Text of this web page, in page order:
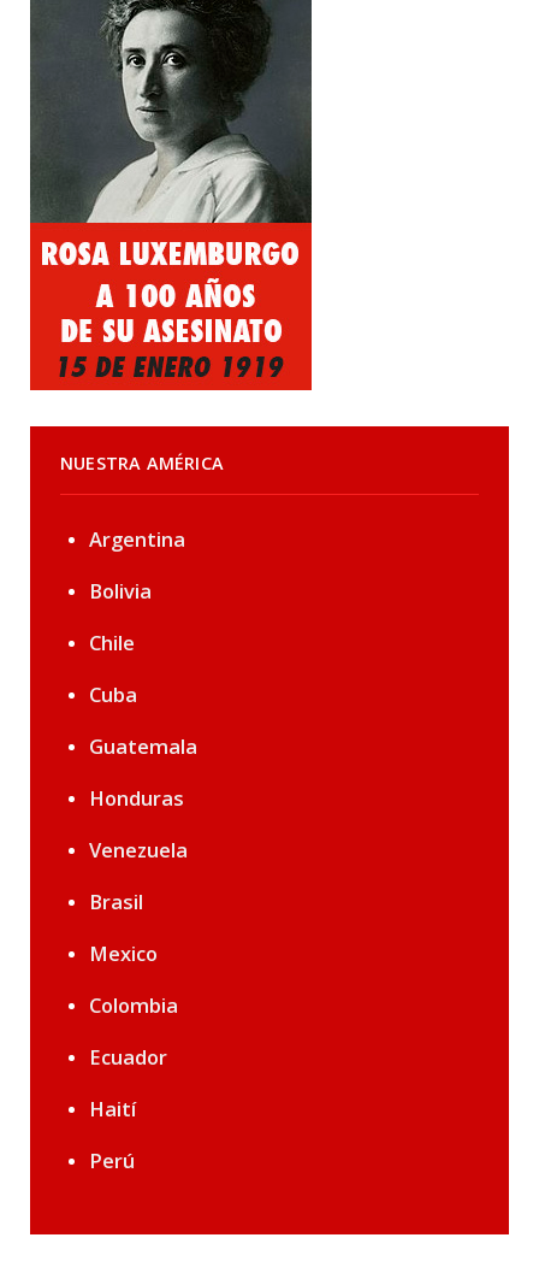
NUESTRA AMÉRICA
Argentina
Bolivia
Chile
Cuba
Guatemala
Honduras
Venezuela
Brasil
Mexico
Colombia
Ecuador
Haití
Perú